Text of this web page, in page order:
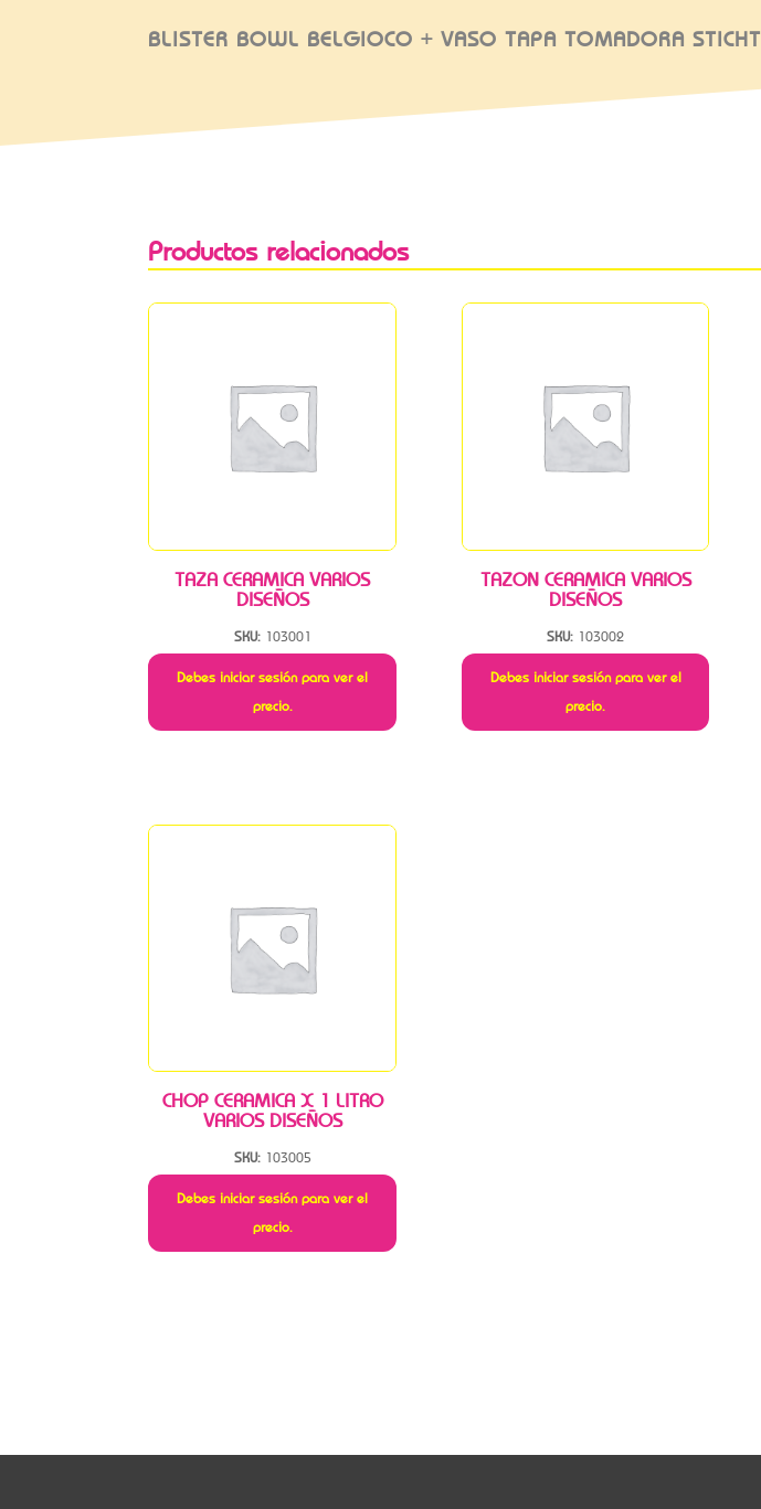
BLISTER BOWL BELGIOCO + VASO TAPA TOMADORA STICHT
Productos relacionados
TAZA CERAMICA VARIOS
DISEÑOS
SKU: 103001
Debes iniciar sesión para ver el
precio.
TAZON CERAMICA VARIOS
DISEÑOS
SKU: 103002
Debes iniciar sesión para ver el
precio.
CHOP CERAMICA X 1 LITRO
VARIOS DISEÑOS
SKU: 103005
Debes iniciar sesión para ver el
precio.